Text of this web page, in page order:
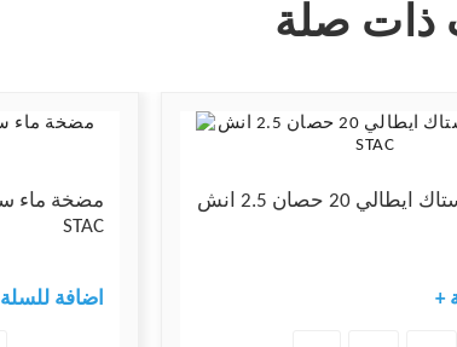
ذات صلة
STAC
+ اضافة للسلة
مضخة ماء ستاك ايطالي 20 حصان 2.5 انش